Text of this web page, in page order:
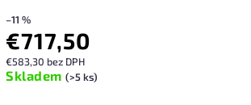
–11 %
€717,50
€583,30 bez DPH
Skladem (>5 ks)